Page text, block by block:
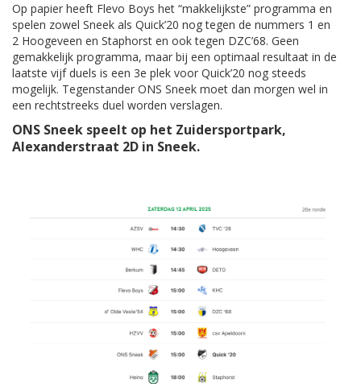
Op papier heeft Flevo Boys het “makkelijkste” programma en
spelen zowel Sneek als Quick’20 nog tegen de nummers 1 en
2 Hoogeveen en Staphorst en ook tegen DZC’68. Geen
gemakkelijk programma, maar bij een optimaal resultaat in de
laatste vijf duels is een 3e plek voor Quick’20 nog steeds
mogelijk. Tegenstander ONS Sneek moet dan morgen wel in
een rechtstreeks duel worden verslagen.
ONS Sneek speelt op het Zuidersportpark,
Alexanderstraat 2D in Sneek.